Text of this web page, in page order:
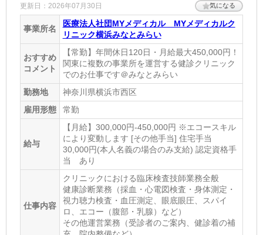
更新日：2026年07月30日 気になる
事業所名
医療法人社団MYメディカル MYメディカルク
リニック横浜みなとみらい
おすすめ
コメント
【常勤】年間休日120日・月給最大450,000円！
関東に複数の事業所を運営する健診クリニック
でのお仕事です＠みなとみらい
勤務地
神奈川県横浜市西区
雇用形態
常勤
給与
【月給】300,000円-450,000円 ※エコースキル
により変動します [その他手当] 住宅手当
30,000円(本人名義の場合のみ支給) 認定資格手
当 あり
仕事内容
クリニックにおける臨床検査技師業務全般
健康診断業務（採血・心電図検査・身体測定・
視力聴力検査・血圧測定、眼底眼圧、スパイ
ロ、エコー（腹部・乳腺）など）
その他運営業務（受診者のご案内、健診着の補